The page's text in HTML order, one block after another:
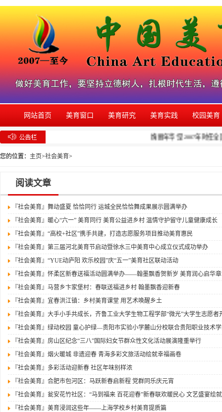
网站首页 美育窗口 美育研究 美育实践 校园美育
绚丽年华”是2007年时任
您的位置： 主页>社会美育>
阅读文章
『社会美育』 舞动盛夏 恰恰同行 运城全民恰恰舞成果展示圆满举办
『社会美育』 暖心“六一” 美育同行 美育公益进乡村 温情守护留守儿童健康成长
『社会美育』 “高校+社区”携手共建，打造志愿服务项目推动美育惠民
『社会美育』 第三届河北美育节启动暨徐水三中美育中心成立仪式成功举办
『社会美育』 “YUE动庐阳 欢乐校园”庆“五一”美育社区联动活动
『社会美育』 怀柔区新春送福活动圆满举办——翰墨飘香贺新岁 美育润心启华章
『社会美育』 马营乡卞家堡村：春联送福进乡村 翰墨飘香迎新春
『社会美育』 宜春洪江镇：乡村美育课堂 用艺术唤醒乡土
『社会美育』 大手小手共成长，齐鲁工业大学生物工程学部“微光”大学生志愿者
『社会美育』 绿动校园 童心护绿—贵阳市实验小学麓山分校联合贵阳职业技术
『社会美育』 房山区纪念“三八”国际妇女节群众性文化活动展演隆重举行
『社会美育』 烟火暖城 非遗迎春 青海多彩文旅活动绘就幸福画卷
『社会美育』 多彩活动迎新春 社区年味别样浓
『社会美育』 合肥市包河区：马跃新春启新程 党群同乐庆元宵
『社会美育』 瓮安花竹社区：“马到福来 百花迎春”新春联欢暖民心 文艺盛宴绘
『社会美育』 美育浸润这些年——上海学校乡村美育提质篇